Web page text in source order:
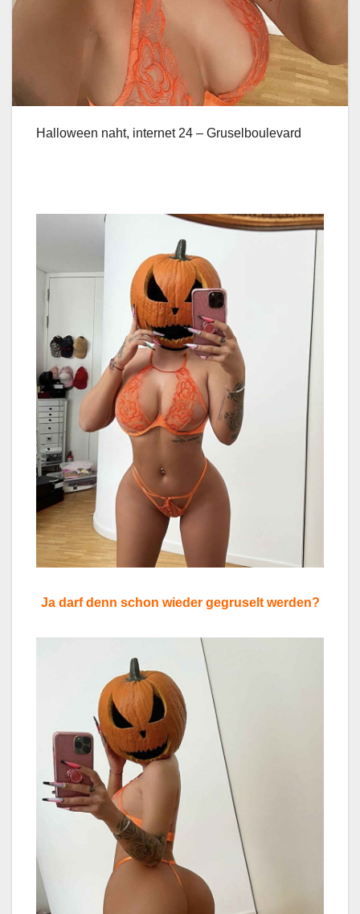
Halloween naht, internet 24 – Gruselboulevard
Ja darf denn schon wieder gegruselt werden?